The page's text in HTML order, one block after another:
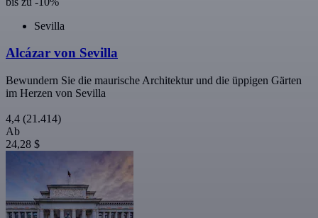
Sevilla
Alcázar von Sevilla
Bewundern Sie die maurische Architektur und die üppigen Gärten
im Herzen von Sevilla
4,4 (21.414)
Ab
24,28 $